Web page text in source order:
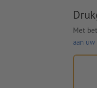
Met
aan